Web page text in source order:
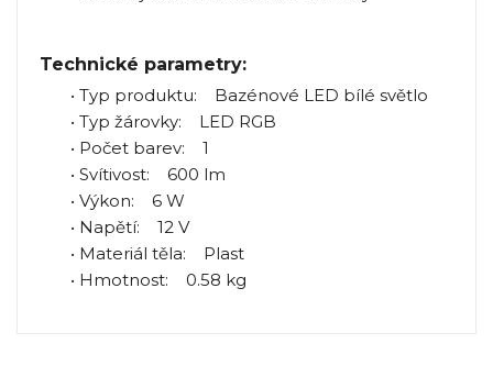
Technické parametry:
• Typ produktu: Bazénové LED bílé světlo
• Typ žárovky: LED RGB
• Počet barev: 1
• Svítivost: 600 lm
• Výkon: 6 W
• Napětí: 12 V
• Materiál těla: Plast
• Hmotnost: 0.58 kg